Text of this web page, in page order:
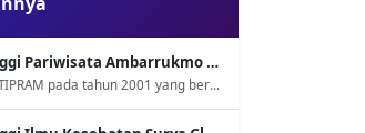
Sekolah Tinggi Pariwisata Ambarrukmo Yogyakarta
Awal berdiri STIPRAM pada tahun 2001 yang berlokasi di Yogyakarta. STIPRAM berfokus pada bidang pariwisata khususnya unutk bidang perhotelan dan pariwisata global.